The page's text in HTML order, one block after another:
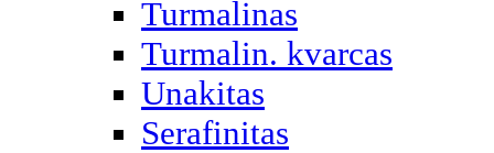
Turmalinas
Turmalin. kvarcas
Unakitas
Serafinitas